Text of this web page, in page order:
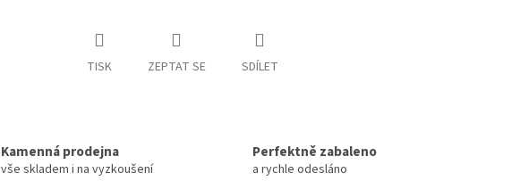
TISK ZEPTAT SE SDÍLET
Kamenná prodejna
vše skladem i na vyzkoušení
Perfektně zabaleno
a rychle odesláno